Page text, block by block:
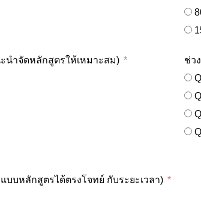
นำจัดหลักสูตรให้เหมาะสม)
ช่ว
บหลักสูตรได้ตรงโจทย์ กับระยะเวลา)